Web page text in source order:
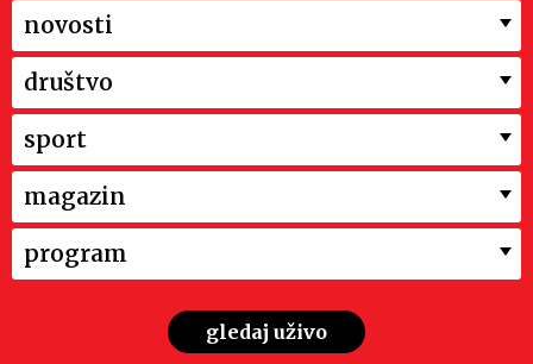
novosti
društvo
sport
magazin
program
gledaj uživo